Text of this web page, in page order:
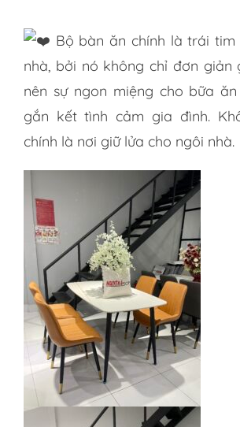
Tin tức
Liên hệ
Bộ bàn ăn chính là trái
nhà, bởi nó không chỉ đơn giản
nên sự ngon miệng cho bữa
gắn kết tình cảm gia đình.
chính là nơi giữ lửa cho ngôi nhà.